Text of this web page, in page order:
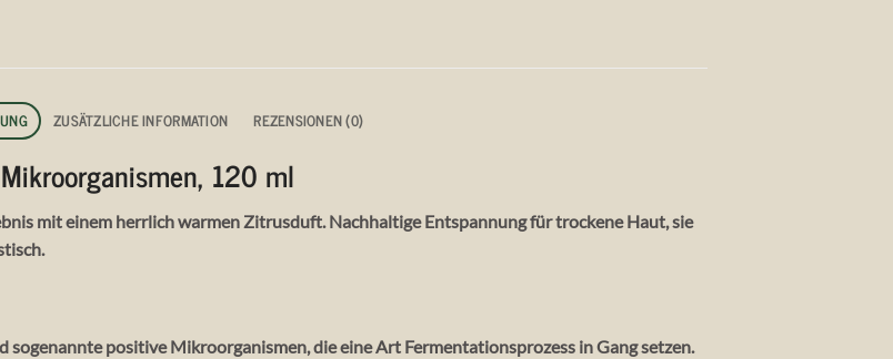
ZUSÄTZLICHE INFORMATION REZENSIONEN (0)
120 ml
mit einem herrlich warmen Zitrusduft. Nachhaltige Entspannung für trockene Haut, sie
positive Mikroorganismen, die eine Art Fermentationsprozess in Gang setzen.